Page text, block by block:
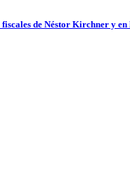
de Néstor Kirchner y